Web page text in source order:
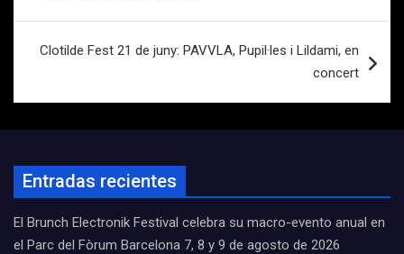
Clotilde Fest 21 de juny: PAVVLA, Pupil·les i Lildami, en
concert
Entradas recientes
El Brunch Electronik Festival celebra su macro-evento anual en
el Parc del Fòrum Barcelona 7, 8 y 9 de agosto de 2026